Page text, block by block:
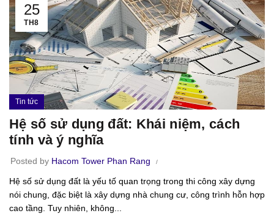
25
TH8
Tin tức
Hệ số sử dụng đất: Khái niệm, cách
tính và ý nghĩa
Posted by Hacom Tower Phan Rang
Hệ số sử dụng đất là yếu tố quan trọng trong thi công xây dựng
nói chung, đặc biệt là xây dựng nhà chung cư, công trình hỗn hợp
cao tầng. Tuy nhiên, không...